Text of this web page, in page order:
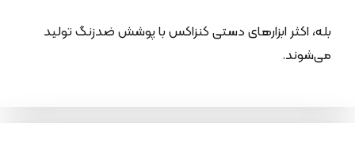
بله، اکثر ابزارهای دستی کنزاکس با پوشش ضدزنگ تولید
می‌شوند.